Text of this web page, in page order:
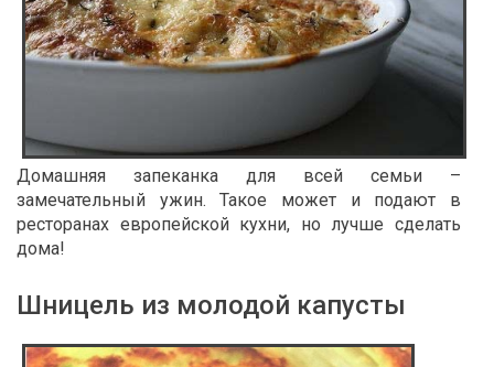
Домашняя запеканка для всей семьи –
замечательный ужин. Такое может и подают в
ресторанах европейской кухни, но лучше сделать
дома!
Шницель из молодой капусты